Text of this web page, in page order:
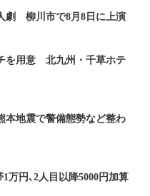
劇 柳川市で8月8日に上演
を用意 北九州・千草ホテ
本地震で警備態勢など整わ
万円､2人目以降5000円加算